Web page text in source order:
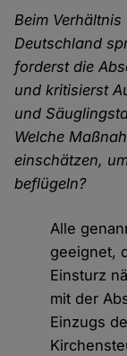
Beim
Deutschland
forderst die
und kritisierst
und
Welche
einschätzen,
beflügeln?
Alle
geeignet,
Einsturz
mit der
Einzugs